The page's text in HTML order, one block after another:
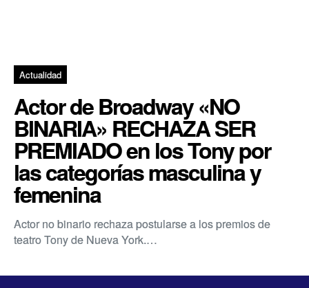
Actualidad
Actor de Broadway «NO
BINARIA» RECHAZA SER
PREMIADO en los Tony por
las categorías masculina y
femenina
Actor no binario rechaza postularse a los premios de
teatro Tony de Nueva York.…